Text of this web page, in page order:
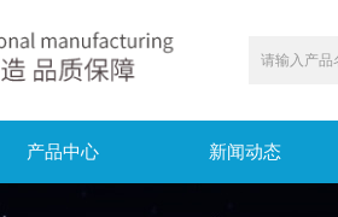
产品中心 新闻动态